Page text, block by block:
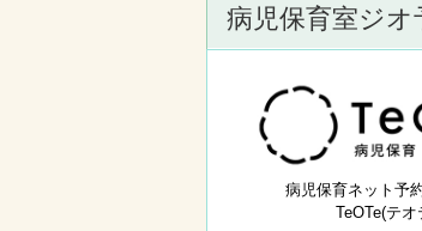
病児保育室ジオ
病児保育ネット予
TeOTe(テオ